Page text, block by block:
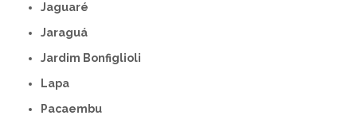
Jaguaré
Jaraguá
Jardim Bonfiglioli
Lapa
Pacaembu